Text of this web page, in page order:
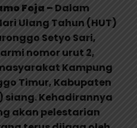
Foja – Dalam
Ulang Tahun (HUT)
Setyo Sari,
nomor urut 2,
Kampung
Timur, Kabupaten
siang. Kehadirannya
akan pelestarian